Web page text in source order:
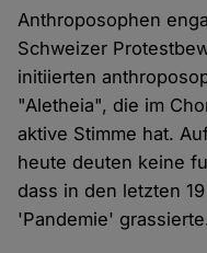
Anthroposophen
Schweizer
initiierten
"Aletheia", die im
aktive Stimme hat.
heute deuten keine
dass in den letzten
'Pandemie'